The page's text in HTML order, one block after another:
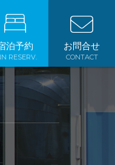
泊予約
RESERV.
お問合せ
CONTACT